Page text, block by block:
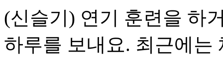
(신슬기) 연기 훈련을 하
하루를 보내요. 최근에는